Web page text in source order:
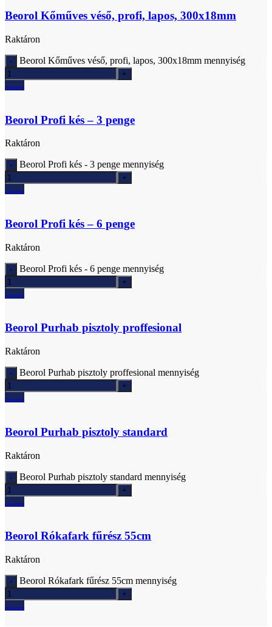
Beorol Kőműves véső, profi, lapos, 300x18mm
Raktáron
Beorol Kőműves véső, profi, lapos, 300x18mm mennyiség
Ajánlatkérés
Beorol Profi kés – 3 penge
Raktáron
Beorol Profi kés - 3 penge mennyiség
Ajánlatkérés
Beorol Profi kés – 6 penge
Raktáron
Beorol Profi kés - 6 penge mennyiség
Ajánlatkérés
Beorol Purhab pisztoly proffesional
Raktáron
Beorol Purhab pisztoly proffesional mennyiség
Ajánlatkérés
Beorol Purhab pisztoly standard
Raktáron
Beorol Purhab pisztoly standard mennyiség
Ajánlatkérés
Beorol Rókafark fűrész 55cm
Raktáron
Beorol Rókafark fűrész 55cm mennyiség
Ajánlatkérés